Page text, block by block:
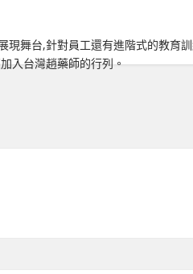
舞台,針對員工還有進階式的教
入台灣趙藥師的行列。